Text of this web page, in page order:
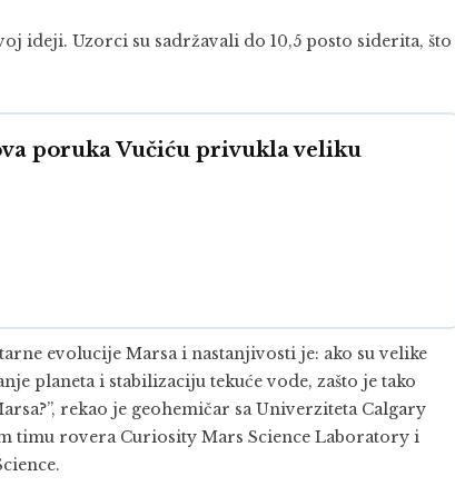
ideji. Uzorci su sadržavali do 10,5 posto siderita, što
poruka Vučiću privukla veliku
evolucije Marsa i nastanjivosti je: ako su velike
planeta i stabilizaciju tekuće vode, zašto je tako
rekao je geohemičar sa Univerziteta Calgary
timu rovera Curiosity Mars Science Laboratory i